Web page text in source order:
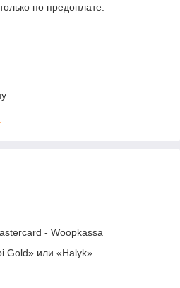
по предоплате.
- Woopkassa
Gold» или «Halyk»